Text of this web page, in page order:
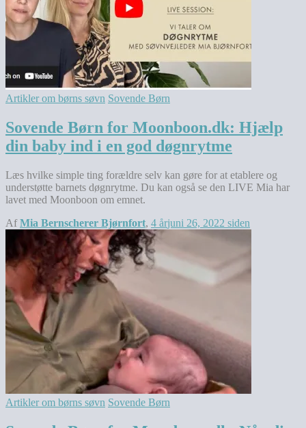
Artikler om børns søvn Sovende Børn
Sovende Børn for Moonboon.dk: Hjælp
din baby ind i en god døgnrytme
Læs hvilke simple ting forældre selv kan gøre for at etablere og
understøtte barnets døgnrytme. Du kan også se den LIVE Mia har
lavet med Moonboon om emnet.
AfMia Bernscherer Bjørnfort, 4 årjuni 26, 2022 siden
Artikler om børns søvn Sovende Børn